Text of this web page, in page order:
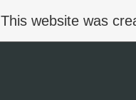
This website was